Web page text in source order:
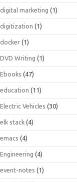
digital marketing (1)
digitization (1)
docker (1)
DVD Writing (1)
Ebooks (47)
education (11)
Electric Vehicles (30)
elk stack (4)
emacs (4)
Engineering (4)
event-notes (1)